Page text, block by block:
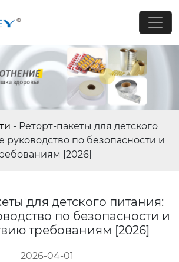
- Реторт-пакеты для детского
руководство по безопасности и
[2026]
для детского питания:
по безопасности и
требованиям [2026]
2026-04-01